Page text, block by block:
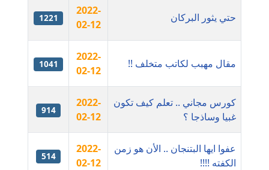
مدونة اشرف النجار
عاملة
مدونة السيده فوزي
عاملة
مدونة آمال صالح
عاملة
مدونة أماني بالحاج
حتي يثور البركان
2022-
02-12
1221
مقال مهبب لكاتب متخلف !!
2022-
02-12
1041
كورس مجاني .. تعلم كيف تكون
غبيا وساذجا ؟
2022-
02-12
914
عفوا ايها البتنجان .. الأن هو زمن
الكفته !!!!
2022-
02-12
514